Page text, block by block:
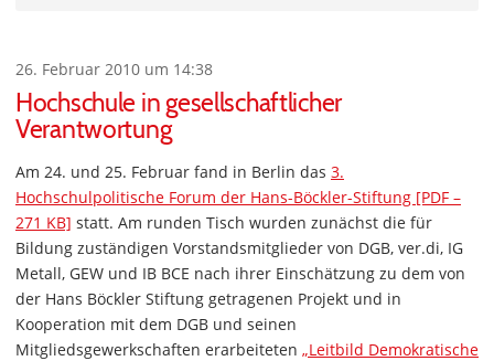
26. Februar 2010 um 14:38
Hochschule in gesellschaftlicher
Verantwortung
Am 24. und 25. Februar fand in Berlin das 3.
Hochschulpolitische Forum der Hans-Böckler-Stiftung [PDF –
271 KB] statt. Am runden Tisch wurden zunächst die für
Bildung zuständigen Vorstandsmitglieder von DGB, ver.di, IG
Metall, GEW und IB BCE nach ihrer Einschätzung zu dem von
der Hans Böckler Stiftung getragenen Projekt und in
Kooperation mit dem DGB und seinen
Mitgliedsgewerkschaften erarbeiteten „Leitbild Demokratische